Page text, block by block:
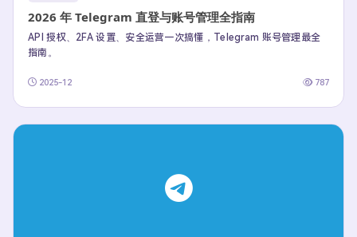
2026 年 Telegram 直登与账号管理全指南
API 授权、2FA 设置、安全运营一次搞懂，Telegram 账号管理最全
指南。
2025-12 787